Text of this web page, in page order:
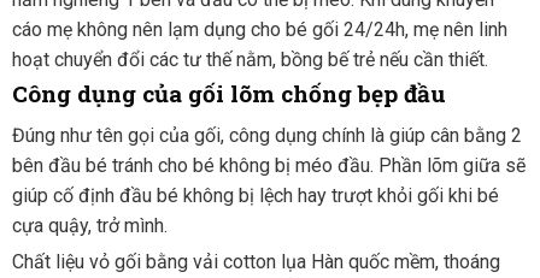
cáo mẹ không nên lạm dụng cho bé gối 24/24h, mẹ nên linh
hoạt chuyển đổi các tư thế nằm, bồng bế trẻ nếu cần thiết.
Công dụng của gối lõm chống bẹp đầu
Đúng như tên gọi của gối, công dụng chính là giúp cân bằng 2
bên đầu bé tránh cho bé không bị méo đầu. Phần lõm giữa sẽ
giúp cố định đầu bé không bị lệch hay trượt khỏi gối khi bé
cựa quậy, trở mình.
Chất liệu vỏ gối bằng vải cotton lụa Hàn quốc mềm, thoáng